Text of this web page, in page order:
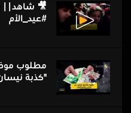
#عيد_الأم
مطلوب
"كذبة